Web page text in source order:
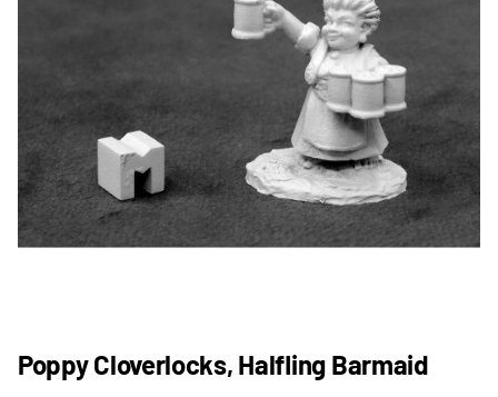
Poppy Cloverlocks, Halfling Barmaid